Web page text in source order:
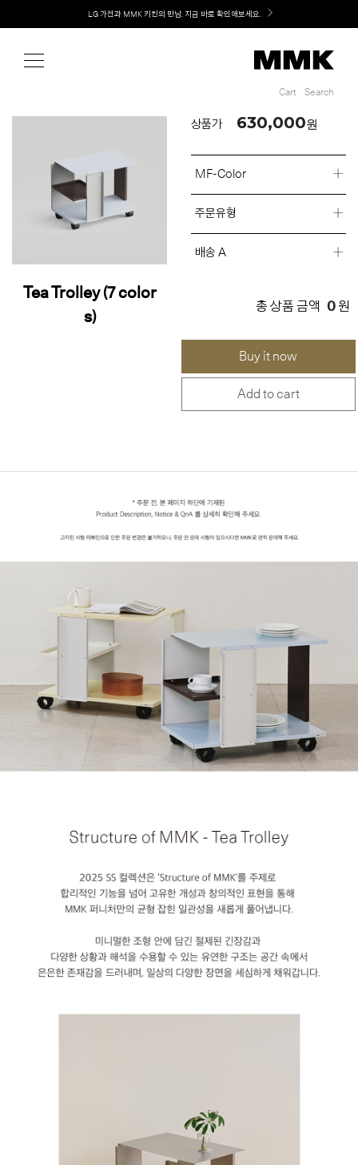
Welcome! 신규 회원가입 시 MMK Shop Coupon (총 60만원) 지급
Cart Search
Tea Trolley (7 color
s)
상품가 630,000원
MF-Color
주문유형
배송 A
총 상품 금액 0 원
Buy it now
Add to cart